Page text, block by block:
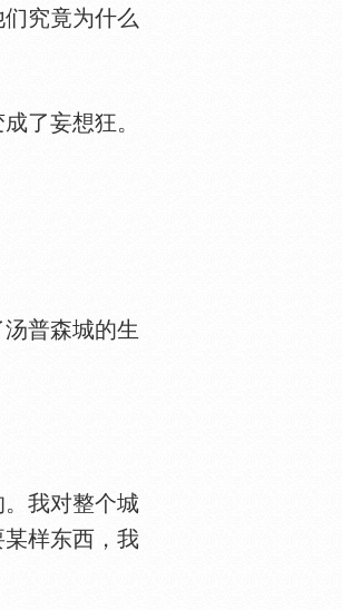
究竟为什么
了妄想狂。
普森城的生
我对整个城
样东西，我